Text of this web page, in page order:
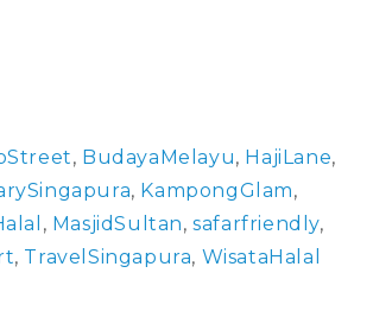
, BudayaMelayu, HajiLane,
, KampongGlam,
, MasjidSultan,safarfriendly,
, TravelSingapura, WisataHalal